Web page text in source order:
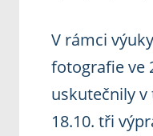
V rámci
fotografie ve
uskutečnily v
18.10. tři